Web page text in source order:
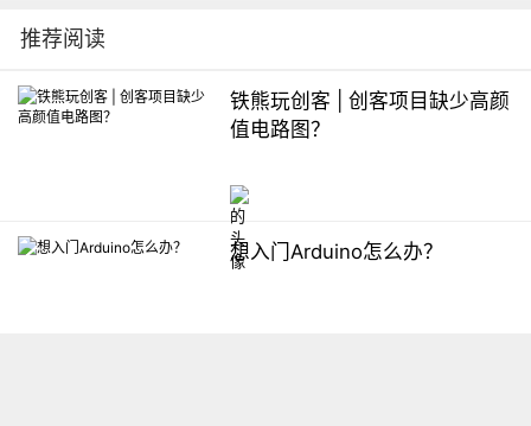
推荐阅读
铁熊玩创客 | 创客项目缺少高颜
值电路图？
想入门Arduino怎么办？